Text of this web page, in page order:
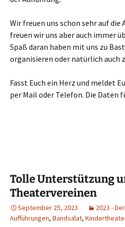
Wir freuen uns schon sehr auf die
freuen wir uns aber auch immer
Spaß daran haben mit uns zu
organisieren oder natürlich auch
Fasst Euch ein Herz und meldet
per Mail oder Telefon. Die Daten
Tolle Unterstützung
Theatervereinen
September 25, 2023 2023 -
Aufführungen, Bandsalat,